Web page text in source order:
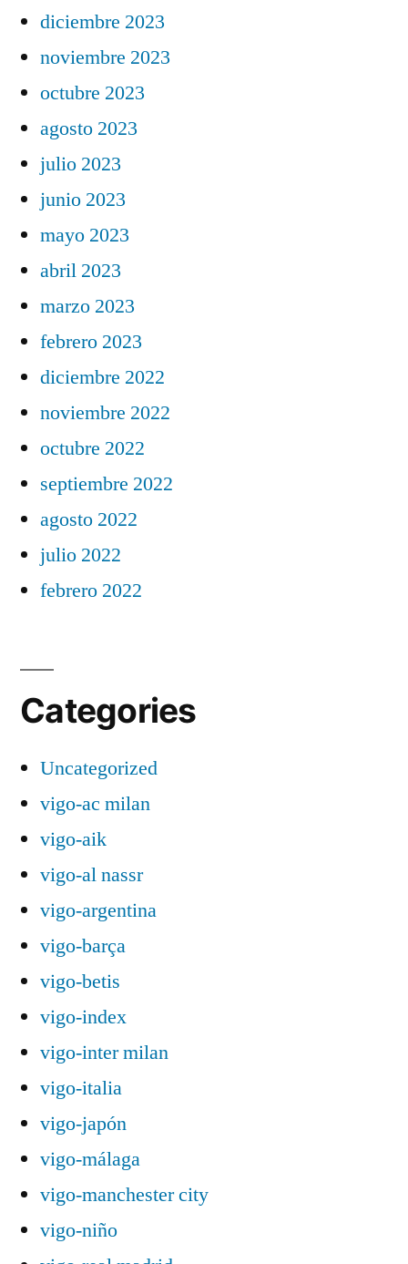
diciembre 2023
noviembre 2023
octubre 2023
agosto 2023
julio 2023
junio 2023
mayo 2023
abril 2023
marzo 2023
febrero 2023
diciembre 2022
noviembre 2022
octubre 2022
septiembre 2022
agosto 2022
julio 2022
febrero 2022
Categories
Uncategorized
vigo-ac milan
vigo-aik
vigo-al nassr
vigo-argentina
vigo-barça
vigo-betis
vigo-index
vigo-inter milan
vigo-italia
vigo-japón
vigo-málaga
vigo-manchester city
vigo-niño